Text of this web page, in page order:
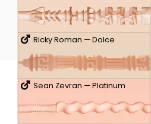
Ricky Roman — Dolce
Sean Zevran — Platinum